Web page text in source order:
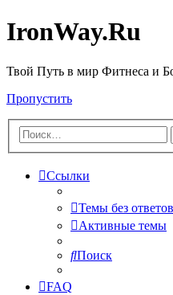
IronWay.Ru
Твой Путь в мир Фитнеса и
Пропустить
Ссылки
Темы без ответов
Активные темы
Поиск
FAQ